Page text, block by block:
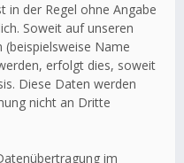
in der Regel ohne Angabe
Soweit auf unseren
Name
erfolgt dies, soweit
Diese Daten werden
nicht an Dritte
im